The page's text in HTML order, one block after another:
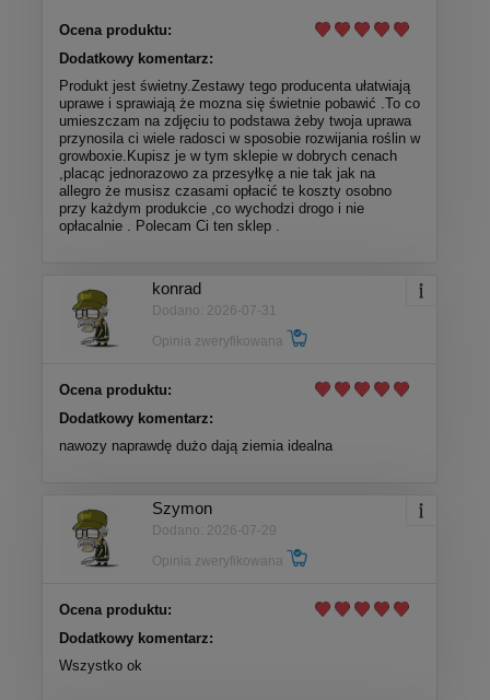
Ocena produktu:
Dodatkowy komentarz:
Produkt jest świetny.Zestawy tego producenta ułatwiają
uprawe i sprawiają że mozna się świetnie pobawić .To co
umieszczam na zdjęciu to podstawa żeby twoja uprawa
przynosila ci wiele radosci w sposobie rozwijania roślin w
growboxie.Kupisz je w tym sklepie w dobrych cenach
,placąc jednorazowo za przesyłkę a nie tak jak na
allegro że musisz czasami opłacić te koszty osobno
przy każdym produkcie ,co wychodzi drogo i nie
opłacalnie . Polecam Ci ten sklep .
konrad
Dodano: 2026-07-31
Opinia zweryfikowana
Ocena produktu:
Dodatkowy komentarz:
nawozy naprawdę dużo dają ziemia idealna
Szymon
Dodano: 2026-07-29
Opinia zweryfikowana
Ocena produktu:
Dodatkowy komentarz:
Wszystko ok